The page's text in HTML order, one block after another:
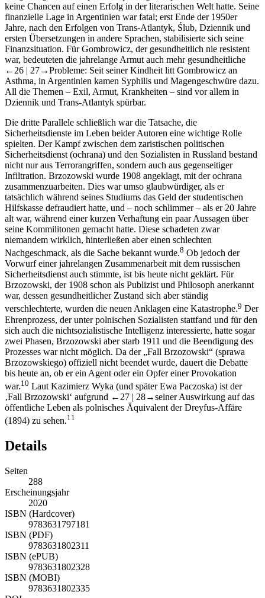
keine Chancen auf einen Erfolg in der literarischen Welt hatte. Seine
finanzielle Lage in Argentinien war fatal; erst Ende der 1950er
Jahre, nach den Erfolgen von Trans-Atlantyk, Ślub, Dziennik und
ersten Übersetzungen in andere Sprachen, stabilisierte sich seine
Finanzsituation. Für Gombrowicz, der gesundheitlich nie resistent
war, bedeuteten die jahrelange Armut auch mehr gesundheitliche
←26 | 27→Probleme: Seit seiner Kindheit litt Gombrowicz an
Asthma, in Argentinien kamen Syphilis und Magengeschwüre dazu.
All die Themen – Exil, Armut, Krankheiten – sind vor allem in
Dziennik und Trans-Atlantyk spürbar.
Die dritte Parallele schließlich war die Tatsache, die
Sicherheitsdienste im Leben beider Autoren eine wichtige Rolle
spielten. Der Kampf zwischen dem zaristischen politischen
Sicherheitsdienst (ochrana) und den Sozialisten in Russland bestand
nicht nur aus Terrorangriffen, sondern auch aus gegenseitiger
Infiltration. Brzozowski wurde 1908 angeklagt, mit derochrana
zusammenzuarbeiten. Dies war umso glaubwürdiger, als er
tatsächlich während seines Studiums das Geld der studentischen
Hilfskasse defraudiert hatte, und – noch schlimmer – als er 20 Jahre
alt war, während einer kurzen Verhaftung ein paar Aussagen über
seine Kommilitonen gemacht hatte. Diese schadeten zwar
niemandem wirklich, hinterließen aber einen schlechten
Nachgeschmack, als die Sache bekannt wurde.8 Ob jedoch der
Vorwurf einer jahrelangen Zusammenarbeit mit dem russischen
Sicherheitsdienst auch stimmte, ist bis heute nicht geklärt. Für
Brzozowski, der 1908 schon als Publizist und Philosoph anerkannt
war, dessen gesundheitlicher Zustand sich aber ständig
verschlechterte, wurden die neuen Anklagen eine Katastrophe.9 Der
Ehrenprozess, der unter polnischen Sozialisten stattfand und für den
sich auch die nichtsozialistische Intelligenz interessierte, hatte sogar
zwei Phasen, Brzozowski aber starb 1911 und die Beendigung des
Prozesses war nicht möglich. Da der „Fall Brzozowski“ (sprawa
Brzozowskiego) offiziell nicht beendet wurde, dauert die Debatte
bis heute an, ob er ein Agent oder ein Opfer einer Provokation
war.10 Laut Kazimierz Wyka (und später Ewa Paczoska) ist der
‚Fall Brzozowski‘ aufgrund ←27 | 28→seiner Auswirkung auf das
öffentliche Leben als polnisches Äquivalent der Dreyfus-Affäre
(1894) zu sehen.11
Details
Seiten
288
Erscheinungsjahr
2020
ISBN (Hardcover)
9783631797181
ISBN (PDF)
9783631802311
ISBN (ePUB)
9783631802328
ISBN (MOBI)
9783631802335